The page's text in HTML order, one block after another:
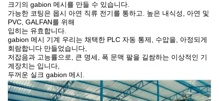
크기의 gabion 메시를 만들 수 있습니다.
가능한 코팅은 몹시 아연 직류 전기를 통하고. 높은 내식성, 아연 및
PVC, GALFAN를 위해
입히는 유효합니다.
gabion 메시 기계 우리는 채택한 PLC 자동 통제, 수압을, 아정되게
회람합니다 만들었습니다,
저잡음과 고능률으로, 큰 명세, 폭 문맥 팔을 길쌈하는 이상적인 기
계장치는 입니다,
두꺼운 실크 gabion 메시.